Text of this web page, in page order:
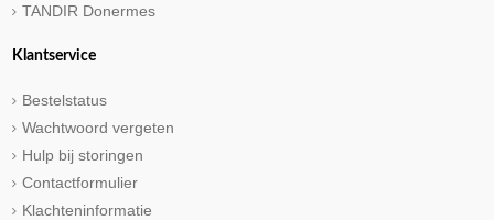
TANDIR Donermes
Klantservice
Bestelstatus
Wachtwoord vergeten
Hulp bij storingen
Contactformulier
Klachteninformatie